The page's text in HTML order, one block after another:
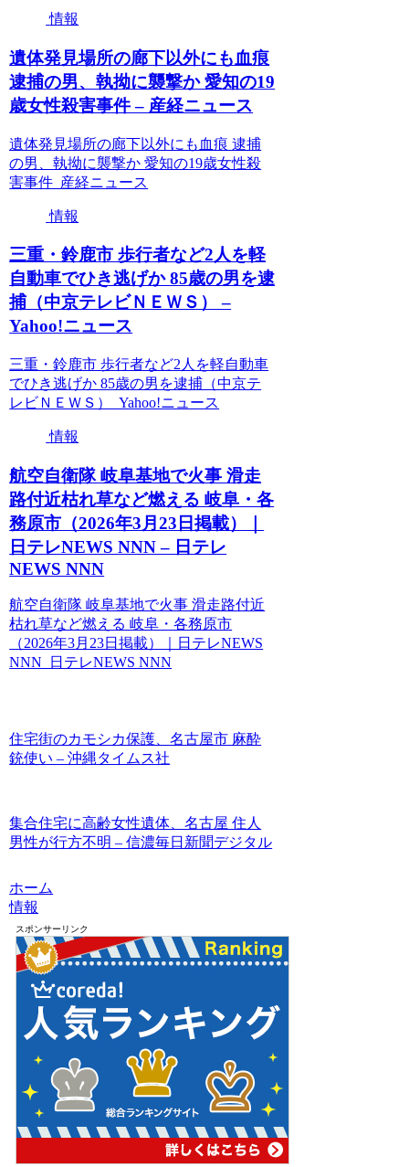
情報
遺体発見場所の廊下以外にも血痕
逮捕の男、執拗に襲撃か 愛知の19
歳女性殺害事件 – 産経ニュース
遺体発見場所の廊下以外にも血痕 逮捕
の男、執拗に襲撃か 愛知の19歳女性殺
害事件 産経ニュース
情報
三重・鈴鹿市 歩行者など2人を軽
自動車でひき逃げか 85歳の男を逮
捕（中京テレビＮＥＷＳ） –
Yahoo!ニュース
三重・鈴鹿市 歩行者など2人を軽自動車
でひき逃げか 85歳の男を逮捕（中京テ
レビＮＥＷＳ） Yahoo!ニュース
情報
航空自衛隊 岐阜基地で火事 滑走
路付近枯れ草など燃える 岐阜・各
務原市（2026年3月23日掲載）｜
日テレNEWS NNN – 日テレ
NEWS NNN
航空自衛隊 岐阜基地で火事 滑走路付近
枯れ草など燃える 岐阜・各務原市
（2026年3月23日掲載）｜日テレNEWS
NNN 日テレNEWS NNN
住宅街のカモシカ保護、名古屋市 麻酔
銃使い – 沖縄タイムス社
集合住宅に高齢女性遺体、名古屋 住人
男性が行方不明 – 信濃毎日新聞デジタル
ホーム
情報
スポンサーリンク